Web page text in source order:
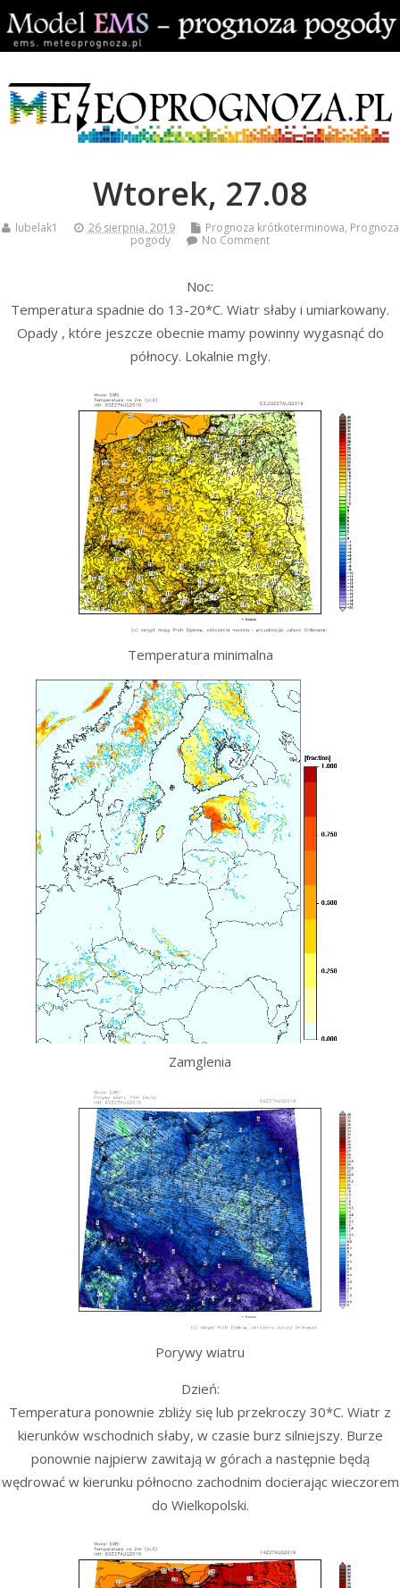
Wtorek, 27.08
lubelak1 26 sierpnia, 2019 Prognoza krótkoterminowa, Prognoza
pogody
No Comment
Noc:
Temperatura spadnie do 13-20*C. Wiatr słaby i umiarkowany.
Opady , które jeszcze obecnie mamy powinny wygasnąć do
północy. Lokalnie mgły.
Temperatura minimalna
Zamglenia
Porywy wiatru
Dzień:
Temperatura ponownie zbliży się lub przekroczy 30*C. Wiatr z
kierunków wschodnich słaby, w czasie burz silniejszy. Burze
ponownie najpierw zawitają w górach a następnie będą
wędrować w kierunku północno zachodnim docierając wieczorem
do Wielkopolski.